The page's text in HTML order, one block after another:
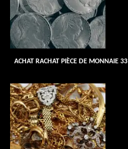
ACHAT RACHAT PIÈCE DE MONNAIE 33